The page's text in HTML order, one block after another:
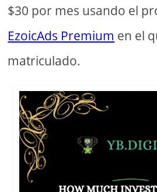
$30 por mes usando el
EzoicAds Premium en el
matriculado.